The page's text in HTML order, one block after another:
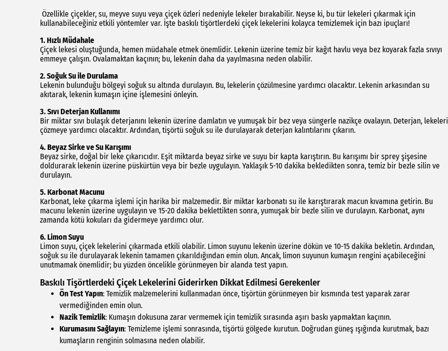
Özellikle çiçekler, su, meyve suyu veya çiçek özleri nedeniyle lekeler bırakabilir. Neyse ki, bu tür lekeleri çıkarmak için
kullanabileceğiniz etkili yöntemler var. İşte baskılı tişörtlerdeki çiçek lekelerini kolayca temizlemek için bazı ipuçları!
1.Hızlı Müdahale
Çiçek lekesi oluştuğunda, hemen müdahale etmek önemlidir. Lekenin üzerine temiz bir kağıt havlu veya bez koyarak fazla sıvıyı
emmeye çalışın. Ovalamaktan kaçının; bu, lekenin daha da yayılmasına neden olabilir.
2.Soğuk Su ile Durulama
Lekenin bulunduğu bölgeyi soğuk su altında durulayın. Bu, lekelerin çözülmesine yardımcı olacaktır. Lekenin arkasından su
akıtarak, lekenin kumaşın içine işlemesini önleyin.
3.Sıvı Deterjan Kullanımı
Bir miktar sıvı bulaşık deterjanını lekenin üzerine damlatın ve yumuşak bir bez veya süngerle nazikçe ovalayın. Deterjan, lekeleri
çözmeye yardımcı olacaktır. Ardından, tişörtü soğuk su ile durulayarak deterjan kalıntılarını çıkarın.
4.Beyaz Sirke ve Su Karışımı
Beyaz sirke, doğal bir leke çıkarıcıdır. Eşit miktarda beyaz sirke ve suyu bir kapta karıştırın. Bu karışımı bir sprey şişesine
doldurarak lekenin üzerine püskürtün veya bir bezle uygulayın. Yaklaşık 5-10 dakika bekledikten sonra, temiz bir bezle silin ve
durulayın.
5.Karbonat Macunu
Karbonat, leke çıkarma işlemi için harika bir malzemedir. Bir miktar karbonatı su ile karıştırarak macun kıvamına getirin. Bu
macunu lekenin üzerine uygulayın ve 15-20 dakika beklettikten sonra, yumuşak bir bezle silin ve durulayın. Karbonat, aynı
zamanda kötü kokuları da gidermeye yardımcı olur.
6.Limon Suyu
Limon suyu, çiçek lekelerini çıkarmada etkili olabilir. Limon suyunu lekenin üzerine dökün ve 10-15 dakika bekletin. Ardından,
soğuk su ile durulayarak lekenin tamamen çıkarıldığından emin olun. Ancak, limon suyunun kumaşın rengini açabileceğini
unutmamak önemlidir; bu yüzden öncelikle görünmeyen bir alanda test yapın.
Baskılı Tişörtlerdeki Çiçek Lekelerini Giderirken Dikkat Edilmesi Gerekenler
Ön Test Yapın: Temizlik malzemelerini kullanmadan önce, tişörtün görünmeyen bir kısmında test yaparak zarar
vermediğinden emin olun.
Nazik Temizlik: Kumaşın dokusuna zarar vermemek için temizlik sırasında aşırı baskı yapmaktan kaçının.
Kurumasını Sağlayın: Temizleme işlemi sonrasında, tişörtü gölgede kurutun. Doğrudan güneş ışığında kurutmak, bazı
kumaşların renginin solmasına neden olabilir.